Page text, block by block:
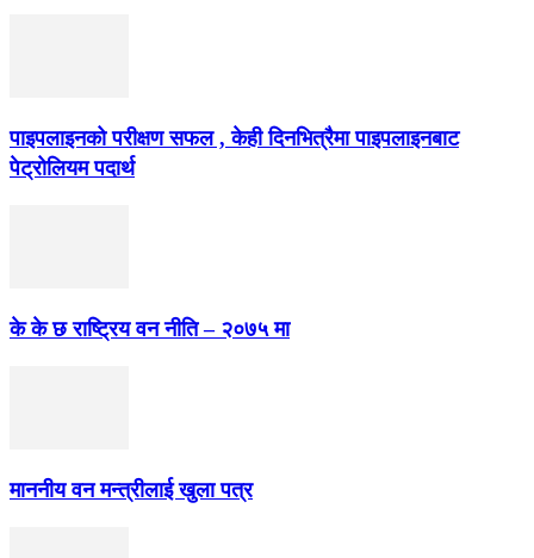
पाइपलाइनको परीक्षण सफल , केही दिनभित्रैमा पाइपलाइनबाट
पेट्रोलियम पदार्थ
के के छ राष्ट्रिय वन नीति – २०७५ मा
माननीय वन मन्त्रीलाई खुला पत्र